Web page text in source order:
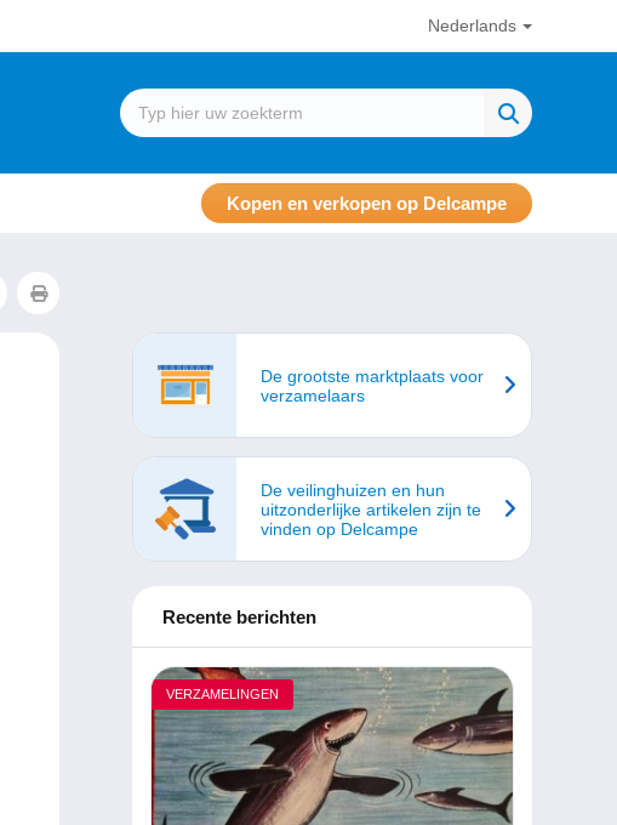
Nederlands
Kopen en verkopen op Delcampe
De grootste marktplaats voor
verzamelaars
De veilinghuizen en hun
uitzonderlijke artikelen zijn te
vinden op Delcampe
Recente berichten
VERZAMELINGEN